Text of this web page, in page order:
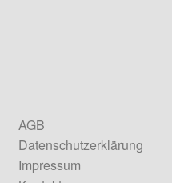
AGB
Datenschutzerklärung
Impressum